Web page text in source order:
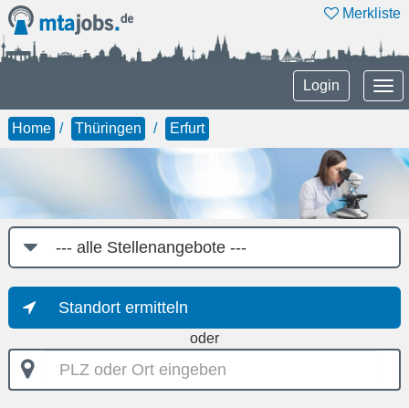
Merkliste
Login
Home Thüringen Erfurt
Job-
Kategorie
Standort ermitteln
oder
PLZ
oder